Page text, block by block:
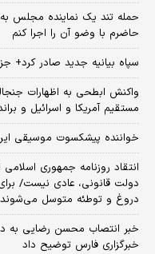
حمله تند یک نماینده مجلس
حاضرم با وضو آن را اجرا کنم
سپاه بیانیه جدید صادر کرد+
واکنش ابطحی به اظهارات
مستقیم آمریکا و اسرائیل و
خواننده پیشکسوت موسیقی
انتقاد روزنامه جمهوری
دولت قانونی، عادی نیست/
دروغ و توطئه متوسل می‌شوند
خبر انتصاب محسن رضایی به
خبرگزاری فارس توضیح داد